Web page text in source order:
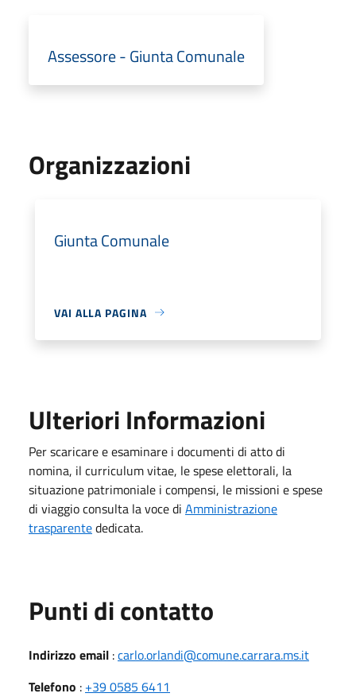
Assessore - Giunta Comunale
Organizzazioni
Giunta Comunale
VAI ALLA PAGINA
Ulteriori Informazioni
Per scaricare e esaminare i documenti di atto di
nomina, il curriculum vitae, le spese elettorali, la
situazione patrimoniale i compensi, le missioni e spese
di viaggio consulta la voce di Amministrazione
trasparentededicata.
Punti di contatto
Indirizzo email :carlo.orlandi@comune.carrara.ms.it
Telefono : +39 0585 6411